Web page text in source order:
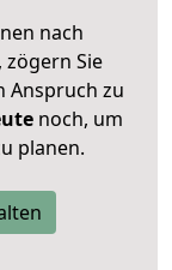
nach
Sie
Anspruch zu
noch, um
planen.